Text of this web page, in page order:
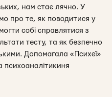
нам стає лячно. У
про те, як поводитися у
собі справлятися з
тесту, та як безпечно
Допомагала «Психеї»
психоаналітикиня